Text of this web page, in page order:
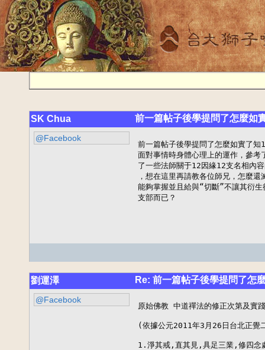
SK Chua 前一篇帖子後學提問了怎麼如
@Facebook
前一篇帖子後學提問了怎麼如實了
面對事情時身體心理上的運作，參
了一些法師關于12因緣12支名相內
，想在這里再請教各位師兄，怎麼
能夠掌握並且給與“切斷”不讓其衍
支部而已？
劉運澤 Re: 前一篇帖子後學提問了怎
@Facebook
原始佛教 中道禪法的修正次第及實
(依據公元2011年3月26日台北正覺
1.淨其戒,直其見,具足三業,修四念